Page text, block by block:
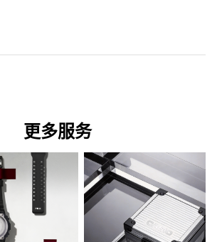
更多服务